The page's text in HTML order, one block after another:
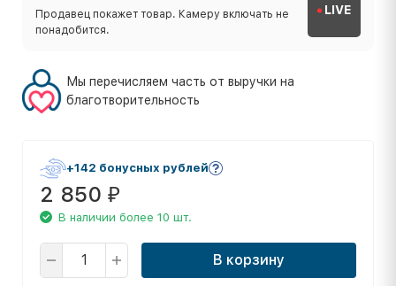
Продавец покажет товар. Камеру включать не
понадобится.
LIVE
Мы перечисляем часть от выручки на
благотворительность
+142 бонусных рублей
2 850 ₽
В наличии более 10 шт.
В корзину